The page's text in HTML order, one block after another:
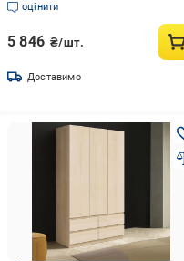
оцінити
5 846 ₴/шт.
Доставимо